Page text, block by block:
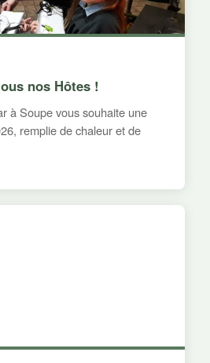
nos Hôtes !
à Soupe vous souhaite une
remplie de chaleur et de